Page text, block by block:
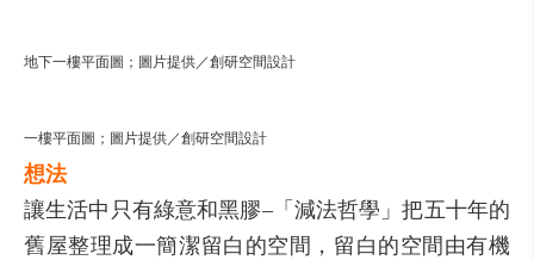
地下一樓平面圖；圖片提供／創研空間設計
一樓平面圖；圖片提供／創研空間設計
想法
讓生活中只有綠意和黑膠–「減法哲學」把五十年的
舊屋整理成一簡潔留白的空間，留白的空間由有機